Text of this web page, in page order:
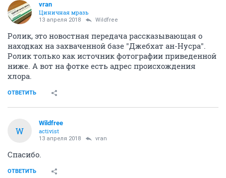
vran
Циничная мразь
13 апреля 2018 Wildfree
Ролик, это новостная передача рассказывающая о
находках на захваченной базе "Джебхат ан-Нусра".
Ролик только как источник фотографии приведенной
ниже. А вот на фотке есть адрес происхождения
хлора.
ОТВЕТИТЬ
W
Wildfree
activist
13 апреля 2018 vran
Спасибо.
ОТВЕТИТЬ